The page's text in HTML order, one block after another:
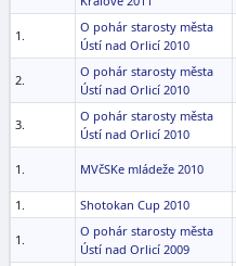
1.
O pohár starosty města
Ústí nad Orlicí 2010
2.
O pohár starosty města
Ústí nad Orlicí 2010
3.
O pohár starosty města
Ústí nad Orlicí 2010
1. MVčSKe mládeže 2010
1. Shotokan Cup 2010
1.
O pohár starosty města
Ústí nad Orlicí 2009